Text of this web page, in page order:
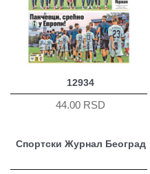
12934
44.00 RSD
Спортски Журнал Београд